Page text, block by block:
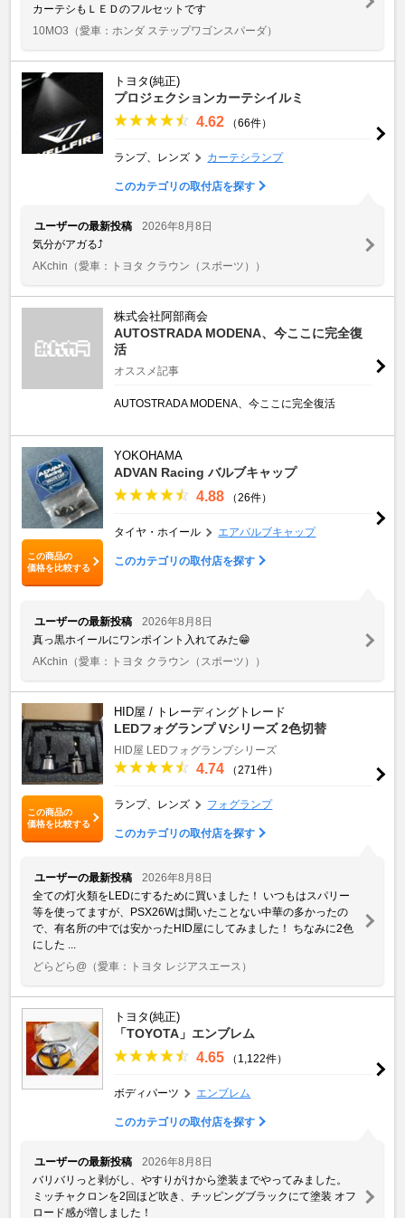
カーテシもＬＥＤのフルセットです
10MO3 （愛車：ホンダ ステップワゴンスパーダ）
トヨタ(純正)
プロジェクションカーテシイルミ
4.62 （66件）
ランプ、レンズ カーテシランプ
このカテゴリの取付店を探す
ユーザーの最新投稿
2026年8月8日
気分がアガる⤴️
AKchin （愛車：トヨタ クラウン（スポーツ））
株式会社阿部商会
AUTOSTRADA MODENA、今ここに完全復
活
オススメ記事
AUTOSTRADA MODENA、今ここに完全復活
この商品の
価格を比較する
YOKOHAMA
ADVAN Racing バルブキャップ
4.88 （26件）
タイヤ・ホイール エアバルブキャップ
このカテゴリの取付店を探す
ユーザーの最新投稿
2026年8月8日
真っ黒ホイールにワンポイント入れてみた😁
AKchin （愛車：トヨタ クラウン（スポーツ））
この商品の
価格を比較する
HID屋 / トレーディングトレード
LEDフォグランプ Vシリーズ 2色切替
HID屋 LEDフォグランプシリーズ
4.74 （271件）
ランプ、レンズ フォグランプ
このカテゴリの取付店を探す
ユーザーの最新投稿
2026年8月8日
全ての灯火類をLEDにするために買いました！ いつもはスパリー
等を使ってますが、PSX26Wは聞いたことない中華の多かったの
で、有名所の中では安かったHID屋にしてみました！ ちなみに2色
にした ...
どらどら@ （愛車：トヨタ レジアスエース）
トヨタ(純正)
「TOYOTA」エンブレム
4.65 （1,122件）
ボディパーツ エンブレム
このカテゴリの取付店を探す
ユーザーの最新投稿
2026年8月8日
バリバリっと剥がし、やすりがけから塗装までやってみました。
ミッチャクロンを2回ほど吹き、チッピングブラックにて塗装 オフ
ロード感が増しました！